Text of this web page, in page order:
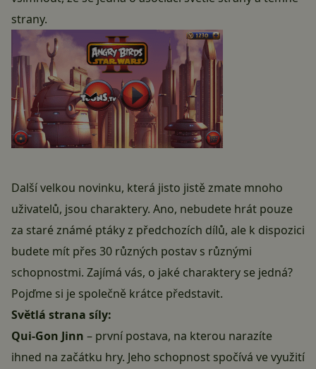
strany.
Další velkou novinku, která jisto jistě zmate mnoho
uživatelů, jsou charaktery. Ano, nebudete hrát pouze
za staré známé ptáky z předchozích dílů, ale k dispozici
budete mít přes 30 různých postav s různými
schopnostmi. Zajímá vás, o jaké charaktery se jedná?
Pojďme si je společně krátce představit.
Světlá strana síly:
Qui-Gon Jinn – první postava, na kterou narazíte
ihned na začátku hry. Jeho schopnost spočívá ve využití